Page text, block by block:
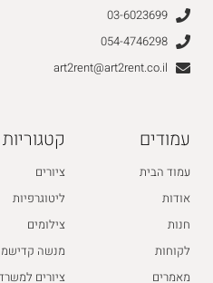
03-6023699
054-4746298
art2rent@art2rent.co.il
עמודים
עמוד הבית
אודות
חנות
לקוחות
מאמרים
קטגוריות
ציורים
ליטוגרפיות
צילומים
מנשה
ציורים